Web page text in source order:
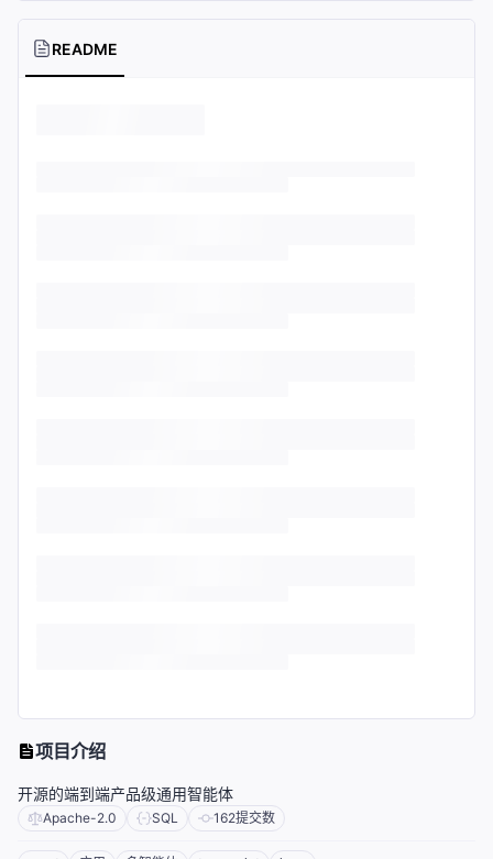
README
项目介绍
开源的端到端产品级通用智能体
Apache-2.0 SQL 162提交数